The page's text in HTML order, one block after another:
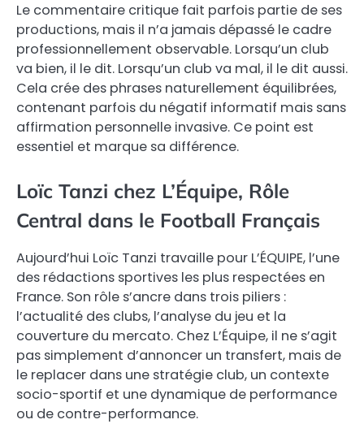
Le commentaire critique fait parfois partie de ses
productions, mais il n’a jamais dépassé le cadre
professionnellement observable. Lorsqu’un club
va bien, il le dit. Lorsqu’un club va mal, il le dit aussi.
Cela crée des phrases naturellement équilibrées,
contenant parfois du négatif informatif mais sans
affirmation personnelle invasive. Ce point est
essentiel et marque sa différence.
Loïc Tanzi chez L’Équipe, Rôle
Central dans le Football Français
Aujourd’hui Loïc Tanzi travaille pour L’ÉQUIPE, l’une
des rédactions sportives les plus respectées en
France. Son rôle s’ancre dans trois piliers :
l’actualité des clubs, l’analyse du jeu et la
couverture du mercato. Chez L’Équipe, il ne s’agit
pas simplement d’annoncer un transfert, mais de
le replacer dans une stratégie club, un contexte
socio-sportif et une dynamique de performance
ou de contre-performance.